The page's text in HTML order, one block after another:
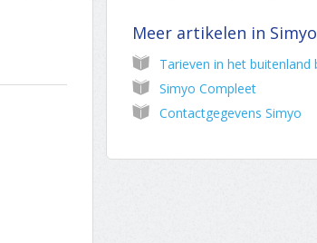
Meer artikelen in Simyo
Simyo Compleet
Contactgegevens Simyo